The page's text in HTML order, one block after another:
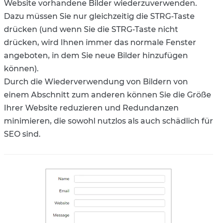
Website vorhandene Bilder wiederzuverwenden.
Dazu müssen Sie nur gleichzeitig die STRG-Taste
drücken (und wenn Sie die STRG-Taste nicht
drücken, wird Ihnen immer das normale Fenster
angeboten, in dem Sie neue Bilder hinzufügen
können).
Durch die Wiederverwendung von Bildern von
einem Abschnitt zum anderen können Sie die Größe
Ihrer Website reduzieren und Redundanzen
minimieren, die sowohl nutzlos als auch schädlich für
SEO sind.